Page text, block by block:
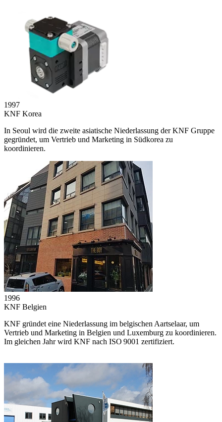
1997
KNF Korea
In Seoul wird die zweite asiatische Niederlassung der KNF Gruppe
gegründet, um Vertrieb und Marketing in Südkorea zu
koordinieren.
1996
KNF Belgien
KNF gründet eine Niederlassung im belgischen Aartselaar, um
Vertrieb und Marketing in Belgien und Luxemburg zu koordinieren.
Im gleichen Jahr wird KNF nach ISO 9001 zertifiziert.